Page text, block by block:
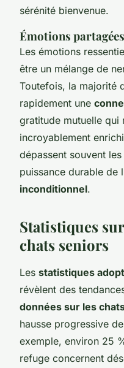
sérénité bienvenue.
Émotions
Les émotions
être un mélange de
Toutefois, la majorité
rapidement une
gratitude mutuelle qui
incroyablement
dépassent souvent
puissance durable de
inconditionnel.
Statistiques
chats seniors
Les statistiques
révèlent des
données sur les
hausse progressive
exemple, environ 25
refuge concernent